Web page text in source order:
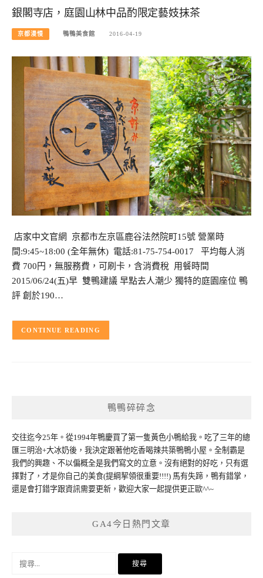
銀閣寺店，庭園山林中品酌限定藝妓抹茶
京都漫慢 鴨鴨美食館 2016-04-19
店家中文官網 京都市左京區鹿谷法然院町15號 營業時
間:9:45~18:00 (全年無休) 電話:81-75-754-0017 平均每人消
費 700円，無服務費，可刷卡，含消費稅 用餐時間
2015/06/24(五)早 雙鴨建議 早點去人潮少 獨特的庭園座位 鴨
評 創於190…
CONTINUE READING
鴨鴨碎碎念
交往迄今25年。從1994年鴨慶買了第一隻黃色小鴨給我。吃了三年的總
匯三明治+大冰奶後，我決定跟著他吃香喝辣共築鴨鴨小屋。全制霸是
我們的興趣、不以偏概全是我們寫文的立意。沒有絕對的好吃，只有選
擇對了，才是你自己的美食(提綱挈領很重要!!!!) 馬有失蹄，鴨有錯掌，
還是會打錯字跟資訊需要更新，歡迎大家一起提供更正歐^^~
GA4今日熱門文章